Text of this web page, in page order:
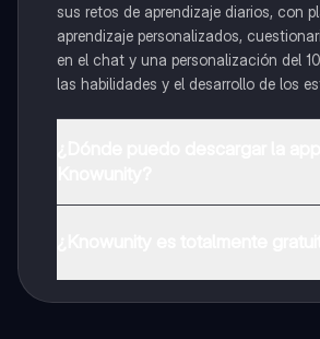
sus retos de aprendizaje diarios, con
aprendizaje personalizados,
en el chat y una personalización del
las habilidades y el desarrollo de los